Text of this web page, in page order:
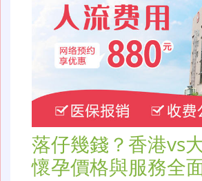
落仔幾錢？香港vs
懷孕價格與服務全